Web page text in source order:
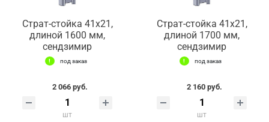
Страт-стойка 41х21,
длиной 1600 мм,
сендзимир
под заказ
2 066 руб.
шт
Страт-стойка 41х21,
длиной 1700 мм,
сендзимир
под заказ
2 160 руб.
шт